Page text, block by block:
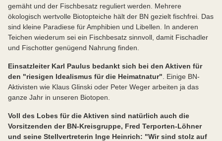
gemäht und der Fischbesatz reguliert werden. Mehrere
ökologisch wertvolle Biotopteiche hält der BN gezielt fischfrei. Das
sind kleine Paradiese für Amphibien und Libellen. In anderen
Teichen wiederum sei ein Fischbesatz sinnvoll, damit Fischadler
und Fischotter genügend Nahrung finden.
Einsatzleiter Karl Paulus bedankt sich bei den Aktiven für
den "riesigen Idealismus für die Heimatnatur" . Einige BN-
Aktivisten wie Klaus Glinski oder Peter Weger arbeiten ja das
ganze Jahr in unseren Biotopen.
Voll des Lobes für die Aktiven sind natürlich auch die
Vorsitzenden der BN-Kreisgruppe, Fred Terporten-Löhner
und seine Stellvertreterin Inge Heinrich: "Wir sind stolz auf